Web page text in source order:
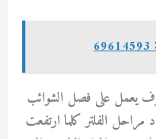
يعمل على فصل الشوائب
مراحل الفلتر كلما ارتفعت